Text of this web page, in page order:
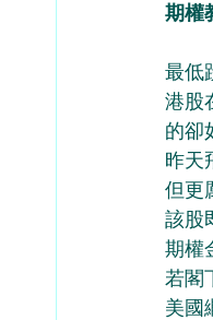
期權
最低
港股
的卻
昨天
但更
該股
期權
若閣
美國